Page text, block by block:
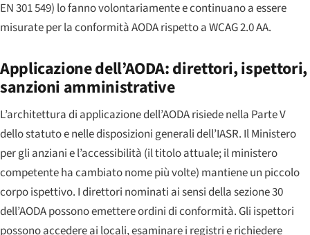
EN 301 549) lo fanno volontariamente e continuano a essere
misurate per la conformità AODA rispetto a WCAG 2.0 AA.
Applicazione dell’AODA: direttori, ispettori,
sanzioni amministrative
L’architettura di applicazione dell’AODA risiede nella Parte V
dello statuto e nelle disposizioni generali dell’IASR. Il Ministero
per gli anziani e l’accessibilità (il titolo attuale; il ministero
competente ha cambiato nome più volte) mantiene un piccolo
corpo ispettivo. I direttori nominati ai sensi della sezione 30
dell’AODA possono emettere ordini di conformità. Gli ispettori
possono accedere ai locali, esaminare i registri e richiedere